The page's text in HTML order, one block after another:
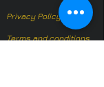
Privacy Policy
Terms and conditions